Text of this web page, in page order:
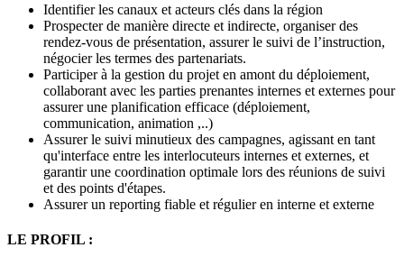
Identifier les canaux et acteurs clés dans la région
Prospecter de manière directe et indirecte, organiser des
rendez-vous de présentation, assurer le suivi de l’instruction,
négocier les termes des partenariats.
Participer à la gestion du projet en amont du déploiement,
collaborant avec les parties prenantes internes et externes pour
assurer une planification efficace (déploiement,
communication, animation ,..)
Assurer le suivi minutieux des campagnes, agissant en tant
qu'interface entre les interlocuteurs internes et externes, et
garantir une coordination optimale lors des réunions de suivi
et des points d'étapes.
Assurer un reporting fiable et régulier en interne et externe
LE PROFIL :